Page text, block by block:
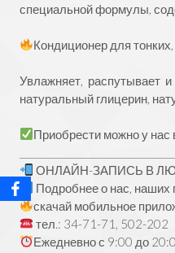
специальной формулы,
Кондиционер для
Увлажняет, распутывает
натуральный глицерин,
Приобрести можно у нас
ОНЛАЙН-ЗАПИСЬ В
Подробнее о нас, наших
скачай мобильное
тел.: 34-71-71, 502-202
Ежедневно с 9:00 до